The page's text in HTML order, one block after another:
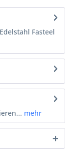
Fasteel
mehr